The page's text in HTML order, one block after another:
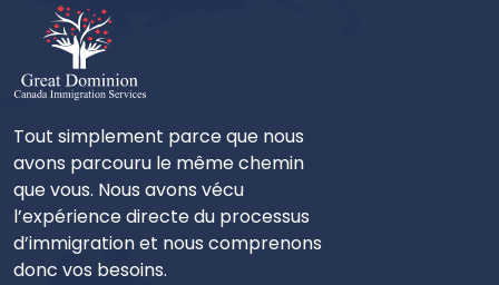
Tout simplement parce que nous
avons parcouru le même chemin
que vous. Nous avons vécu
l’expérience directe du processus
d’immigration et nous comprenons
donc vos besoins.